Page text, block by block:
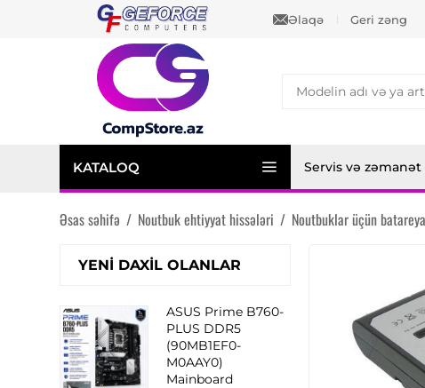
Əlaqə Geri zəng
KATALOQ Servis və zəmanət
Əsas səhifə / Noutbuk ehtiyyat hissələri / Noutbuklar üçün
YENI DAXIL OLANLAR
ASUS Prime B760-
PLUS DDR5
(90MB1EF0-
M0AAY0)
Mainboard